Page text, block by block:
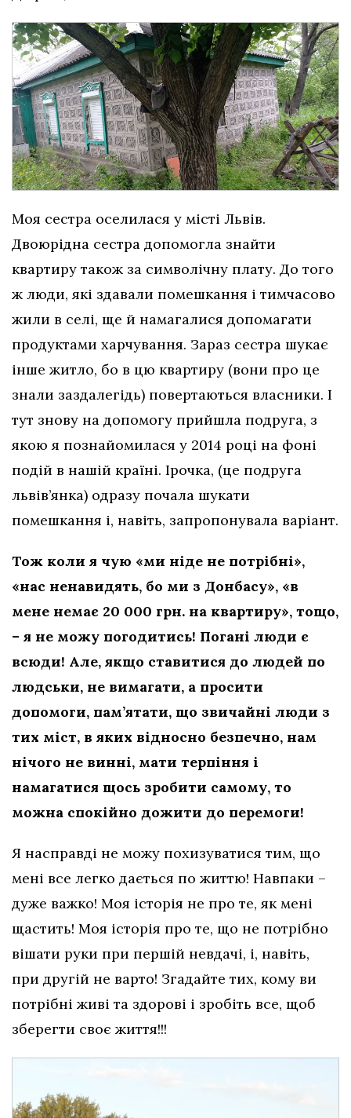
Моя сестра оселилася у місті Львів.
Двоюрідна сестра допомогла знайти
квартиру також за символічну плату. До того
ж люди, які здавали помешкання і тимчасово
жили в селі, ще й намагалися допомагати
продуктами харчування. Зараз сестра шукає
інше житло, бо в цю квартиру (вони про це
знали заздалегідь) повертаються власники. І
тут знову на допомогу прийшла подруга, з
якою я познайомилася у 2014 році на фоні
подій в нашій країні. Ірочка, (це подруга
львів’янка) одразу почала шукати
помешкання і, навіть, запропонувала варіант.
Тож коли я чую «ми ніде не потрібні»,
«нас ненавидять, бо ми з Донбасу», «в
мене немає 20 000 грн. на квартиру», тощо,
– я не можу погодитись! Погані люди є
всюди! Але, якщо ставитися до людей по
людськи, не вимагати, а просити
допомоги, пам’ятати, що звичайні люди з
тих міст, в яких відносно безпечно, нам
нічого не винні, мати терпіння і
намагатися щось зробити самому, то
можна спокійно дожити до перемоги!
Я насправді не можу похизуватися тим, що
мені все легко дається по життю! Навпаки –
дуже важко! Моя історія не про те, як мені
щастить! Моя історія про те, що не потрібно
вішати руки при першій невдачі, і, навіть,
при другій не варто! Згадайте тих, кому ви
потрібні живі та здорові і зробіть все, щоб
зберегти своє життя!!!